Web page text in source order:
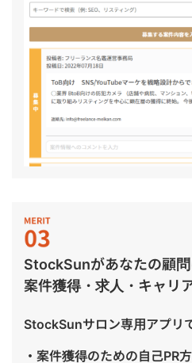
StockSunがあなたの顧問
案件獲得・求人・キャリ
StockSunサロン専用アプリ
・案件獲得のための自己PR